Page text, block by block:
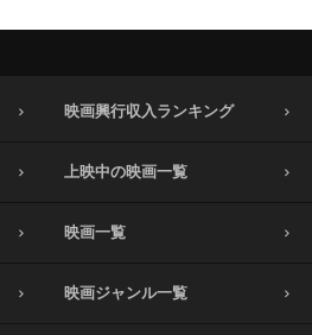
映画興行収入ランキング
上映中の映画一覧
映画一覧
映画ジャンル一覧